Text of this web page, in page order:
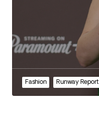
Fashion Runway Report